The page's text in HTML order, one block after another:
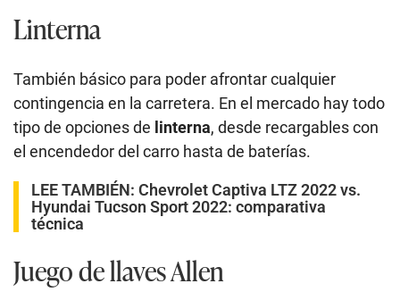
Linterna
También básico para poder afrontar cualquier
contingencia en la carretera. En el mercado hay todo
tipo de opciones de linterna, desde recargables con
el encendedor del carro hasta de baterías.
LEE TAMBIÉN: Chevrolet Captiva LTZ 2022 vs.
Hyundai Tucson Sport 2022: comparativa
técnica
Juego de llaves Allen